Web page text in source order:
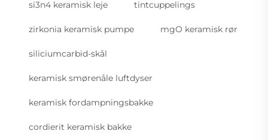
si3n4 keramisk leje tintcuppelings
zirkonia keramisk pumpe mgO keramisk rør
siliciumcarbid-skål
keramisk smørenåle luftdyser
keramisk fordampningsbakke
cordierit keramisk bakke